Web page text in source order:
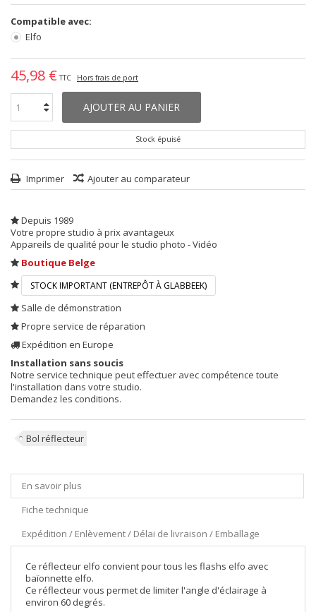
Compatible avec:
Elfo
45,98 € TTC Hors frais de port
AJOUTER AU PANIER
Stock épuisé
Imprimer Ajouter au comparateur
Depuis 1989
Votre propre studio à prix avantageux
Appareils de qualité pour le studio photo - Vidéo
Boutique Belge
STOCK IMPORTANT (ENTREPÔT À GLABBEEK)
Salle de démonstration
Propre service de réparation
Expédition en Europe
Installation sans soucis
Notre service technique peut effectuer avec compétence toute
l'installation dans votre studio.
Demandez les conditions.
Bol réflecteur
En savoir plus
Fiche technique
Expédition / Enlèvement / Délai de livraison / Emballage
Ce réflecteur elfo convient pour tous les flashs elfo avec
baïonnette elfo.
Ce réflecteur vous permet de limiter l'angle d'éclairage à
environ 60 degrés.